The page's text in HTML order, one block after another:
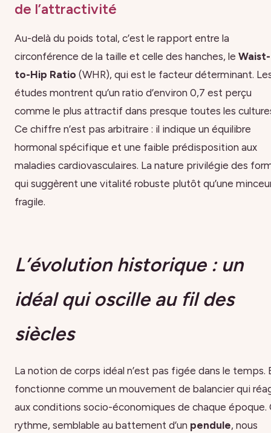
de l’attractivité
Au-delà du poids total, c’est le rapport entre la
circonférence de la taille et celle des hanches, le Waist-
to-Hip Ratio (WHR), qui est le facteur déterminant.
études montrent qu’un ratio d’environ 0,7 est perçu
comme le plus attractif dans presque toutes les
Ce chiffre n’est pas arbitraire : il indique un équilibre
hormonal spécifique et une faible prédisposition aux
maladies cardiovasculaires. La nature privilégie des
qui suggèrent une vitalité robuste plutôt qu’une
fragile.
L’évolution historique : un
idéal qui oscille au fil des
siècles
La notion de corps idéal n’est pas figée dans le temps.
fonctionne comme un mouvement de balancier qui
aux conditions socio-économiques de chaque époque.
rythme, semblable au battement d’un pendule, nous